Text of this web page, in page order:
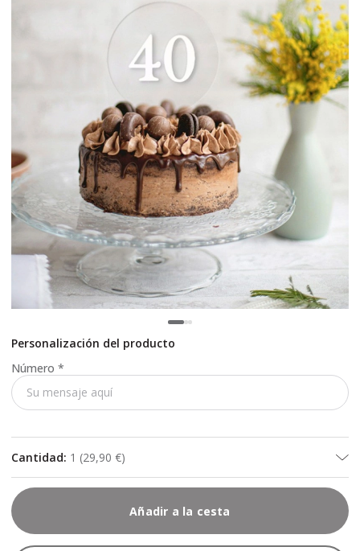
Personalización del producto
Número *
Cantidad: 1 (29,90 €)
Añadir a la cesta